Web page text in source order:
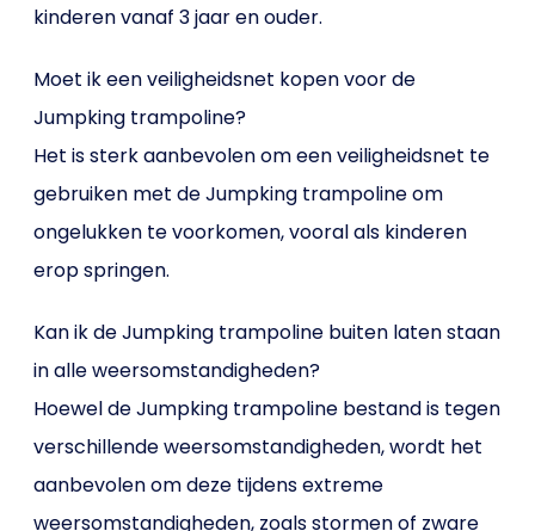
kinderen vanaf 3 jaar en ouder.
Moet ik een veiligheidsnet kopen voor de
Jumpking trampoline?
Het is sterk aanbevolen om een veiligheidsnet te
gebruiken met de Jumpking trampoline om
ongelukken te voorkomen, vooral als kinderen
erop springen.
Kan ik de Jumpking trampoline buiten laten staan
in alle weersomstandigheden?
Hoewel de Jumpking trampoline bestand is tegen
verschillende weersomstandigheden, wordt het
aanbevolen om deze tijdens extreme
weersomstandigheden, zoals stormen of zware